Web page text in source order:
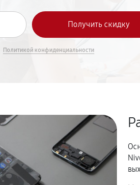
Политикой конфиденциальности